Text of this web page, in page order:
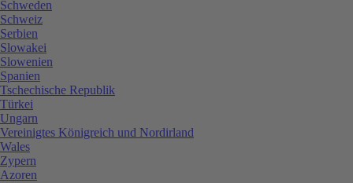
Schweden
Schweiz
Serbien
Slowakei
Slowenien
Spanien
Tschechische Republik
Türkei
Ungarn
Vereinigtes Königreich und Nordirland
Wales
Zypern
Azoren